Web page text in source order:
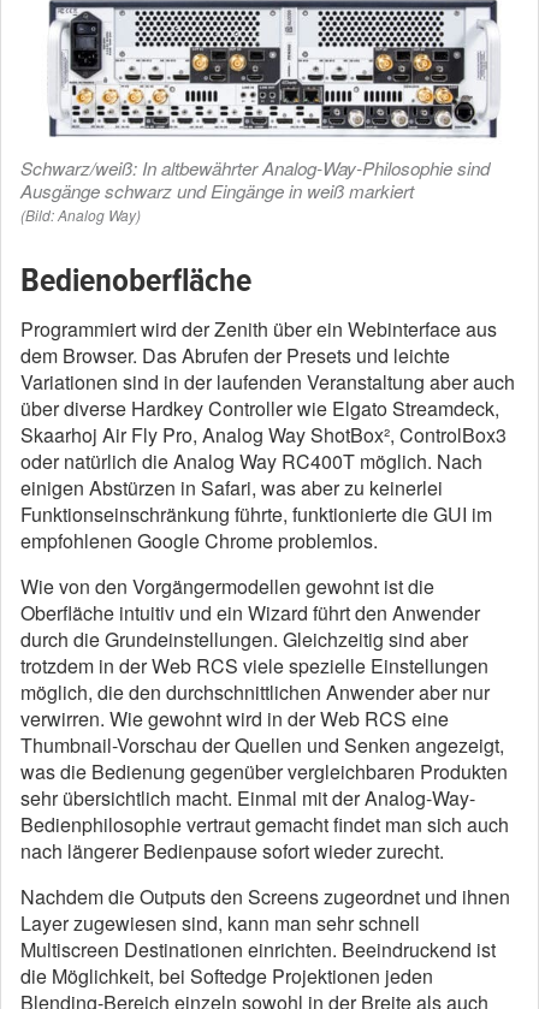
Schwarz/weiß: In altbewährter Analog-Way-Philosophie sind
Ausgänge schwarz und Eingänge in weiß markiert
(Bild: Analog Way)
Bedienoberfläche
Programmiert wird der Zenith über ein Webinterface aus
dem Browser. Das Abrufen der Presets und leichte
Variationen sind in der laufenden Veranstaltung aber auch
über diverse Hardkey Controller wie Elgato Streamdeck,
Skaarhoj Air Fly Pro, Analog Way ShotBox², ControlBox3
oder natürlich die Analog Way RC400T möglich. Nach
einigen Abstürzen in Safari, was aber zu keinerlei
Funktionseinschränkung führte, funktionierte die GUI im
empfohlenen Google Chrome problemlos.
Wie von den Vorgängermodellen gewohnt ist die
Oberfläche intuitiv und ein Wizard führt den Anwender
durch die Grundeinstellungen. Gleichzeitig sind aber
trotzdem in der Web RCS viele spezielle Einstellungen
möglich, die den durchschnittlichen Anwender aber nur
verwirren. Wie gewohnt wird in der Web RCS eine
Thumbnail-Vorschau der Quellen und Senken angezeigt,
was die Bedienung gegenüber vergleichbaren Produkten
sehr übersichtlich macht. Einmal mit der Analog-Way-
Bedienphilosophie vertraut gemacht findet man sich auch
nach längerer Bedienpause sofort wieder zurecht.
Nachdem die Outputs den Screens zugeordnet und ihnen
Layer zugewiesen sind, kann man sehr schnell
Multiscreen Destinationen einrichten. Beeindruckend ist
die Möglichkeit, bei Softedge Projektionen jeden
Blending-Bereich einzeln sowohl in der Breite als auch